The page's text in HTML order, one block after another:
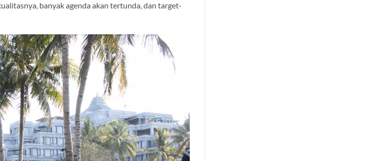
banyak agenda akan tertunda, dan target-